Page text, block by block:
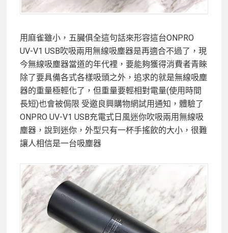
用麻雀雖小，五臟俱全這句話來形容這台ONPRO
UV-V1 USB吹吸兩用無線吸塵器是再適合不過了，現
今無線吸塵器當道的年代裡，要能夠獲得消費者青睞
除了要具備各式各樣吸頭之外，追求的就是無線吸塵
器的重量極輕化了，但重量要輕相對電量(使用時間
長短)也會被侷限 受邀良興購物網試用通知，體驗了
ONPRO UV-V1 USB充電式日風迷你吹吸兩用無線吸
塵器，說到迷你，外型只有一杯手搖飲的大小，很難
讓人相信是一台吸塵器